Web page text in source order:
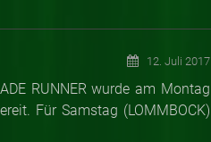
12. Juli 2017
RUNNER wurde am Montag
Für Samstag (LOMMBOCK)